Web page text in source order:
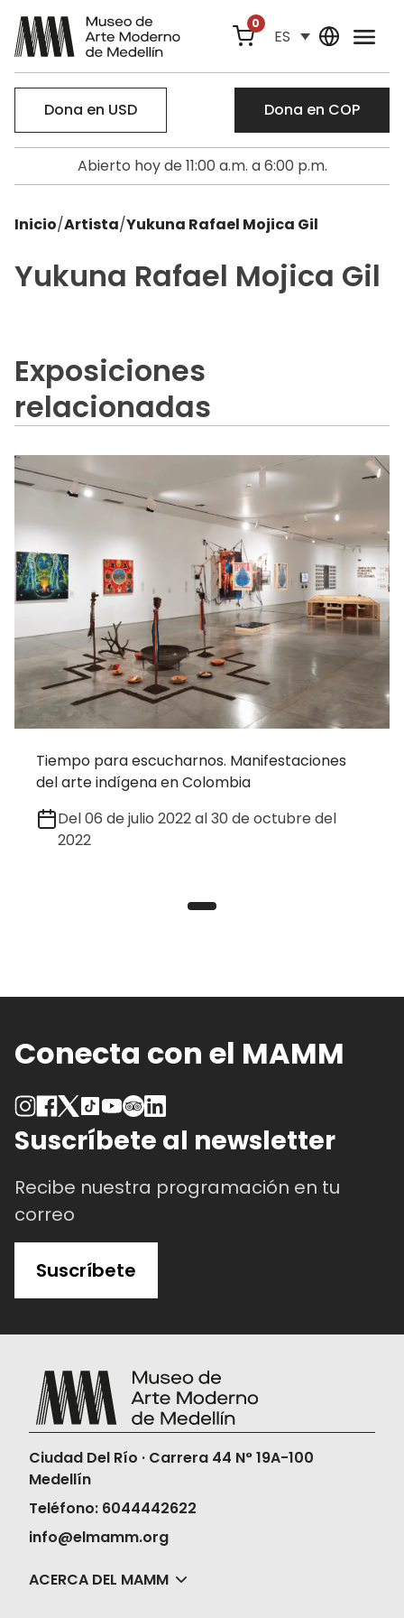
0
ES
Dona en USD Dona en COP
Abierto hoy de 11:00 a.m. a 6:00 p.m.
Inicio/Artista/Yukuna Rafael Mojica Gil
Yukuna Rafael Mojica Gil
Exposiciones
relacionadas
Tiempo para escucharnos. Manifestaciones
del arte indígena en Colombia
Del 06 de julio 2022 al 30 de octubre del
2022
Conecta con el MAMM
Suscríbete al newsletter
Recibe nuestra programación en tu
correo
Suscríbete
Ciudad Del Río · Carrera 44 N° 19A-100
Medellín
Teléfono: 6044442622
info@elmamm.org
ACERCA DEL MAMM